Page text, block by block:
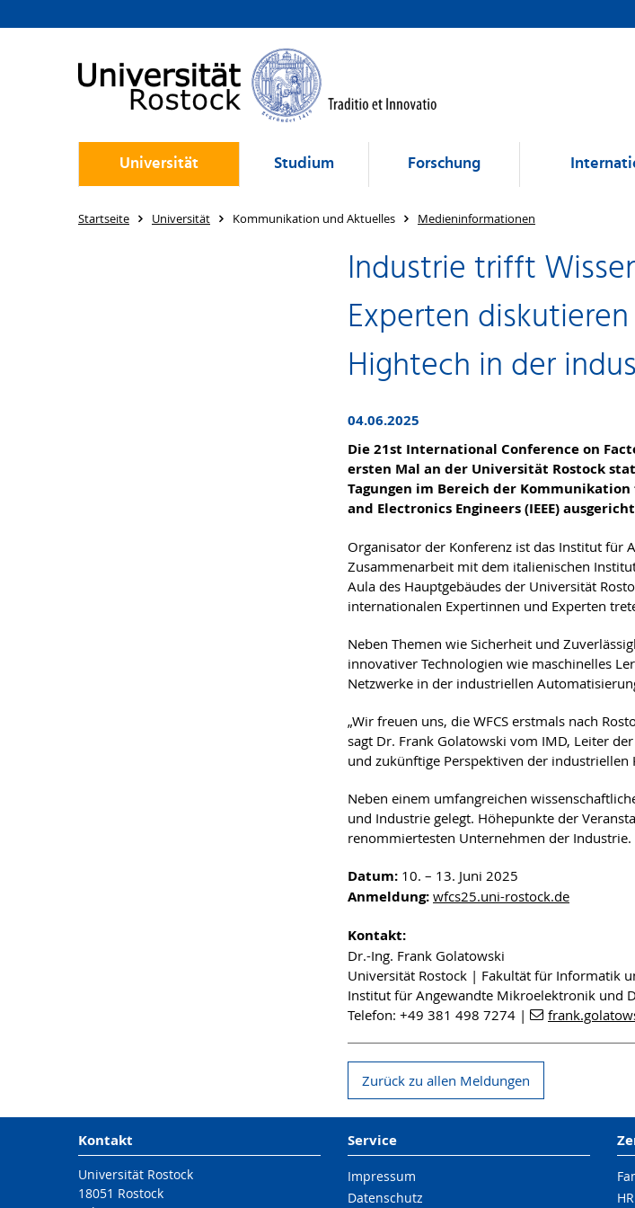
Universität Studium Forschung
Startseite Universität Kommunikation und Aktuelles Medieninformationen
Industrie trifft
Experten
Hightech in der
04.06.2025
Die 21st International Conference on
ersten Mal an der Universität Rostock
Tagungen im Bereich der
and Electronics Engineers (IEEE)
Organisator der Konferenz ist das Institut für
Zusammenarbeit mit dem italienischen
Aula des Hauptgebäudes der Universität
internationalen Expertinnen und Experten
Neben Themen wie Sicherheit und
innovativer Technologien wie maschinelles
Netzwerke in der industriellen
„Wir freuen uns, die WFCS erstmals nach
sagt Dr. Frank Golatowski vom IMD, Leiter
und zukünftige Perspektiven der
Neben einem umfangreichen
und Industrie gelegt. Höhepunkte der
renommiertesten Unternehmen der Industrie.
Datum: 10. – 13. Juni 2025
Anmeldung: wfcs25.uni-rostock.de
Kontakt:
Dr.-Ing. Frank Golatowski
Universität Rostock | Fakultät für Informatik
Institut für Angewandte Mikroelektronik und
Telefon: +49 381 498 7274 |
Zurück zu allen Meldungen
Kontakt
Universität Rostock
18051 Rostock
Service
Impressum
Datenschutz